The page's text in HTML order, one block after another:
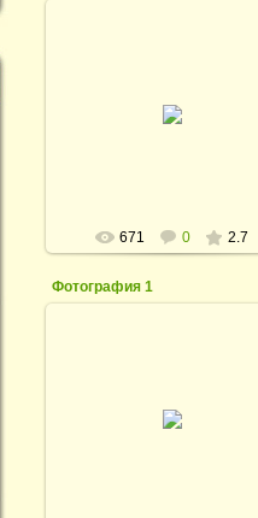
Яшка
671 0 2.7
Фотография 1